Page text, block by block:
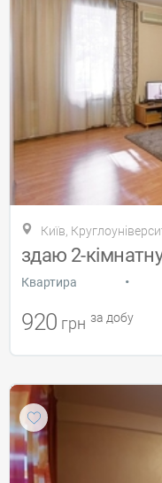
Київ,
здаю 2-
Квартира •
920 грн за добу